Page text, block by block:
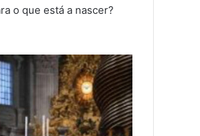
o que está a nascer?